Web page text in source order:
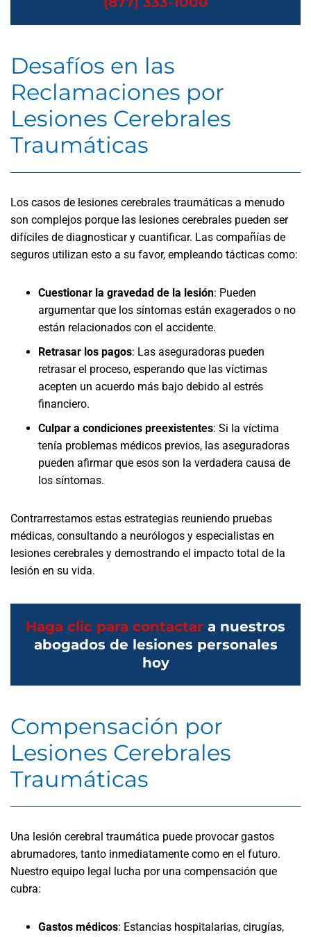
Desafíos en las
Reclamaciones por
Lesiones Cerebrales
Traumáticas
Los casos de lesiones cerebrales traumáticas a menudo
son complejos porque las lesiones cerebrales pueden ser
difíciles de diagnosticar y cuantificar. Las compañías de
seguros utilizan esto a su favor, empleando tácticas como:
Cuestionar la gravedad de la lesión: Pueden
argumentar que los síntomas están exagerados o no
están relacionados con el accidente.
Retrasar los pagos: Las aseguradoras pueden
retrasar el proceso, esperando que las víctimas
acepten un acuerdo más bajo debido al estrés
financiero.
Culpar a condiciones preexistentes: Si la víctima
tenía problemas médicos previos, las aseguradoras
pueden afirmar que esos son la verdadera causa de
los síntomas.
Contrarrestamos estas estrategias reuniendo pruebas
médicas, consultando a neurólogos y especialistas en
lesiones cerebrales y demostrando el impacto total de la
lesión en su vida.
Haga clic para contactar a nuestros
abogados de lesiones personales
hoy
Compensación por
Lesiones Cerebrales
Traumáticas
Una lesión cerebral traumática puede provocar gastos
abrumadores, tanto inmediatamente como en el futuro.
Nuestro equipo legal lucha por una compensación que
cubra:
Gastos médicos: Estancias hospitalarias, cirugías,